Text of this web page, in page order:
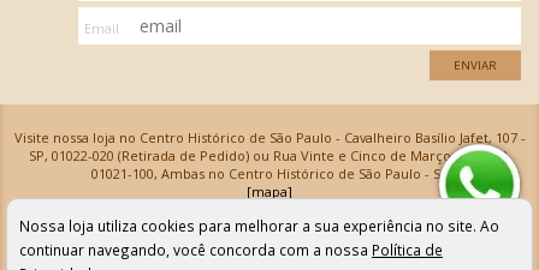
Email
ENVIAR
Visite nossa loja no Centro Histórico de São Paulo - Cavalheiro Basílio Jafet, 107 -
SP, 01022-020 (Retirada de Pedido) ou Rua Vinte e Cinco de Março, 576 - SP,
01021-100, Ambas no Centro Histórico de São Paulo - SP
[mapa]
Armarinhos Santa Cecília Ltda | CNPJ: 61.069.639/0001-18
Os preços e as condições de pagamento apresentadas na loja virtual não valem para nossa loja física e
podem sofrer alterações sem aviso prévio. Vendas com cartão de crédito sujeitas a análise e
confirmação de dados.
Nossa loja utiliza cookies para melhorar a sua experiência no site. Ao
continuar navegando, você concorda com a nossa Política de